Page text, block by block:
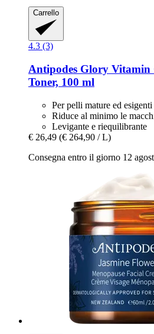
Carrello
4.3 (3)
Antipodes Glory Vitamin
Toner, 100 ml
Per pelli mature ed esigenti
Riduce al minimo le
Levigante e riequilibrante
€ 26,49 (€ 264,90 / L)
Consegna entro il giorno 12